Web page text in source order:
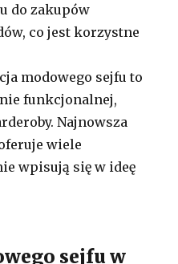
do zakupów
co jest korzystne
modowego sejfu to
funkcjonalnej,
Najnowsza
wiele
wpisują się w ideę
sejfu w